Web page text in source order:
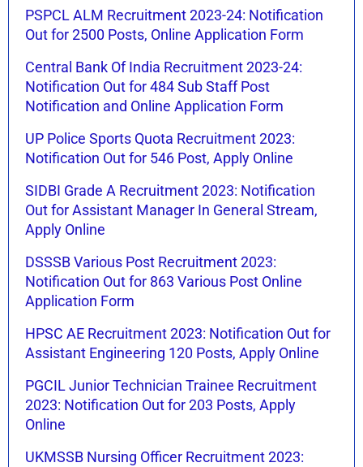
PSPCL ALM Recruitment 2023-24: Notification
Out for 2500 Posts, Online Application Form
Central Bank Of India Recruitment 2023-24:
Notification Out for 484 Sub Staff Post
Notification and Online Application Form
UP Police Sports Quota Recruitment 2023:
Notification Out for 546 Post, Apply Online
SIDBI Grade A Recruitment 2023: Notification
Out for Assistant Manager In General Stream,
Apply Online
DSSSB Various Post Recruitment 2023:
Notification Out for 863 Various Post Online
Application Form
HPSC AE Recruitment 2023: Notification Out for
Assistant Engineering 120 Posts, Apply Online
PGCIL Junior Technician Trainee Recruitment
2023: Notification Out for 203 Posts, Apply
Online
UKMSSB Nursing Officer Recruitment 2023: